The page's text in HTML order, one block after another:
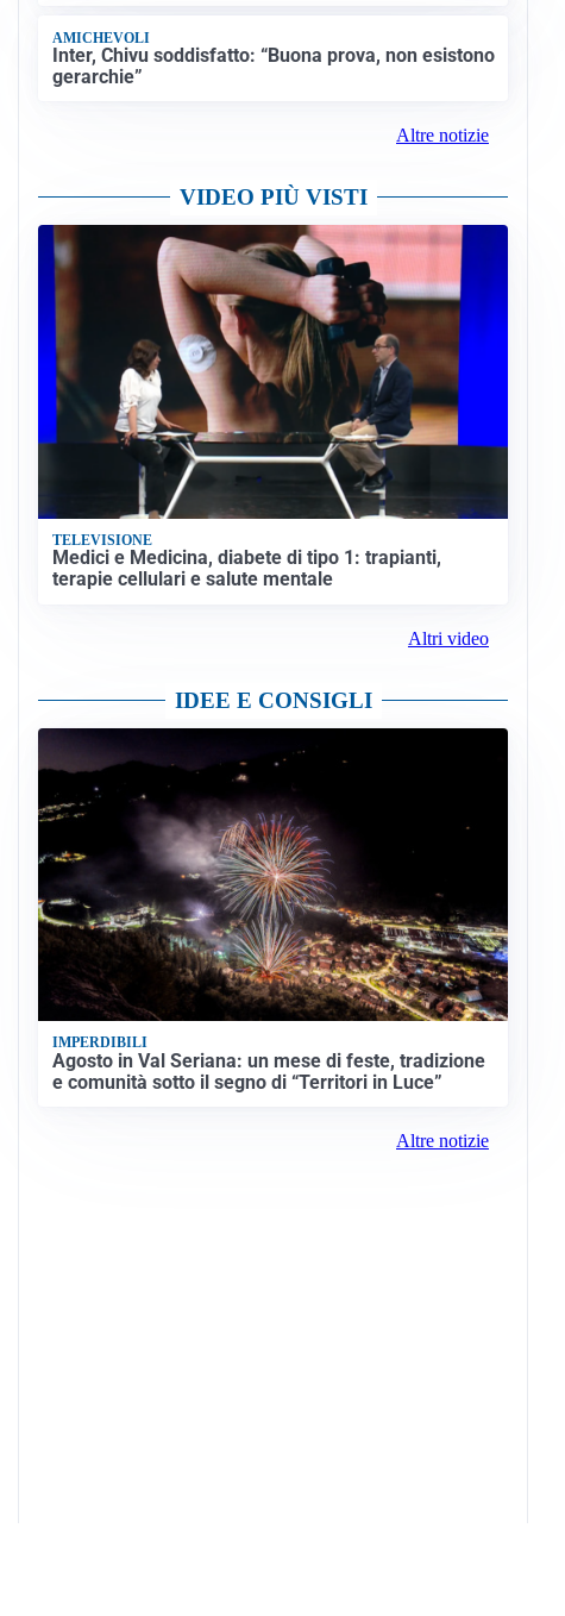
AMICHEVOLI
Inter, Chivu soddisfatto: “Buona prova, non esistono
gerarchie”
Altre notizie
VIDEO PIÙ VISTI
TELEVISIONE
Medici e Medicina, diabete di tipo 1: trapianti,
terapie cellulari e salute mentale
Altri video
IDEE E CONSIGLI
IMPERDIBILI
Agosto in Val Seriana: un mese di feste, tradizione
e comunità sotto il segno di “Territori in Luce”
Altre notizie